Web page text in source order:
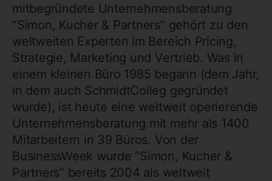
mitbegründete Unternehmensberatung
“Simon, Kucher & Partners” gehört zu den
weltweiten Experten im Bereich Pricing,
Strategie, Marketing und Vertrieb. Was in
einem kleinen Büro 1985 begann (dem Jahr,
in dem auch SchmidtColleg gegründet
wurde), ist heute eine weltweit operierende
Unternehmensberatung mit mehr als 1400
Mitarbeitern in 39 Büros. Von der
BusinessWeek wurde “Simon, Kucher &
Partners” bereits 2004 als weltweit